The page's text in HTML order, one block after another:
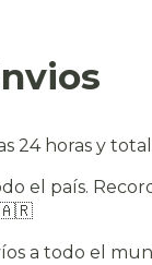
24 horas y
el país.
🇦🇷
a todo el